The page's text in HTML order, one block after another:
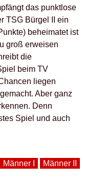
das punktlose
TSG Bürgel II ein
beheimatet ist
groß erweisen
die
beim TV
liegen
Aber ganz
Denn
Spiel und auch
Männer I Männer II